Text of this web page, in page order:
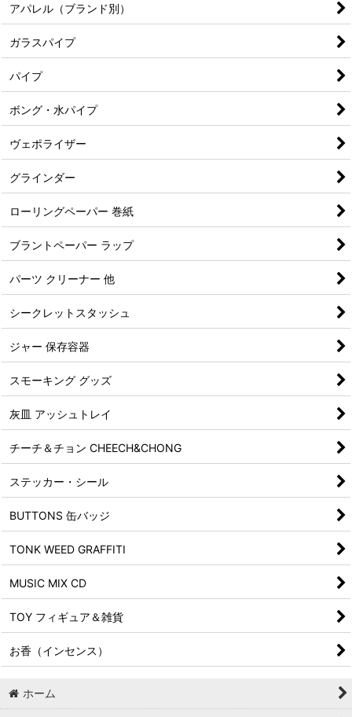
アパレル（ブランド別）
ガラスパイプ
パイプ
ボング・水パイプ
ヴェポライザー
グラインダー
ローリングペーパー 巻紙
ブラントペーパー ラップ
パーツ クリーナー 他
シークレットスタッシュ
ジャー 保存容器
スモーキング グッズ
灰皿 アッシュトレイ
チーチ＆チョン CHEECH&CHONG
ステッカー・シール
BUTTONS 缶バッジ
TONK WEED GRAFFITI
MUSIC MIX CD
TOY フィギュア＆雑貨
お香（インセンス）
ホーム